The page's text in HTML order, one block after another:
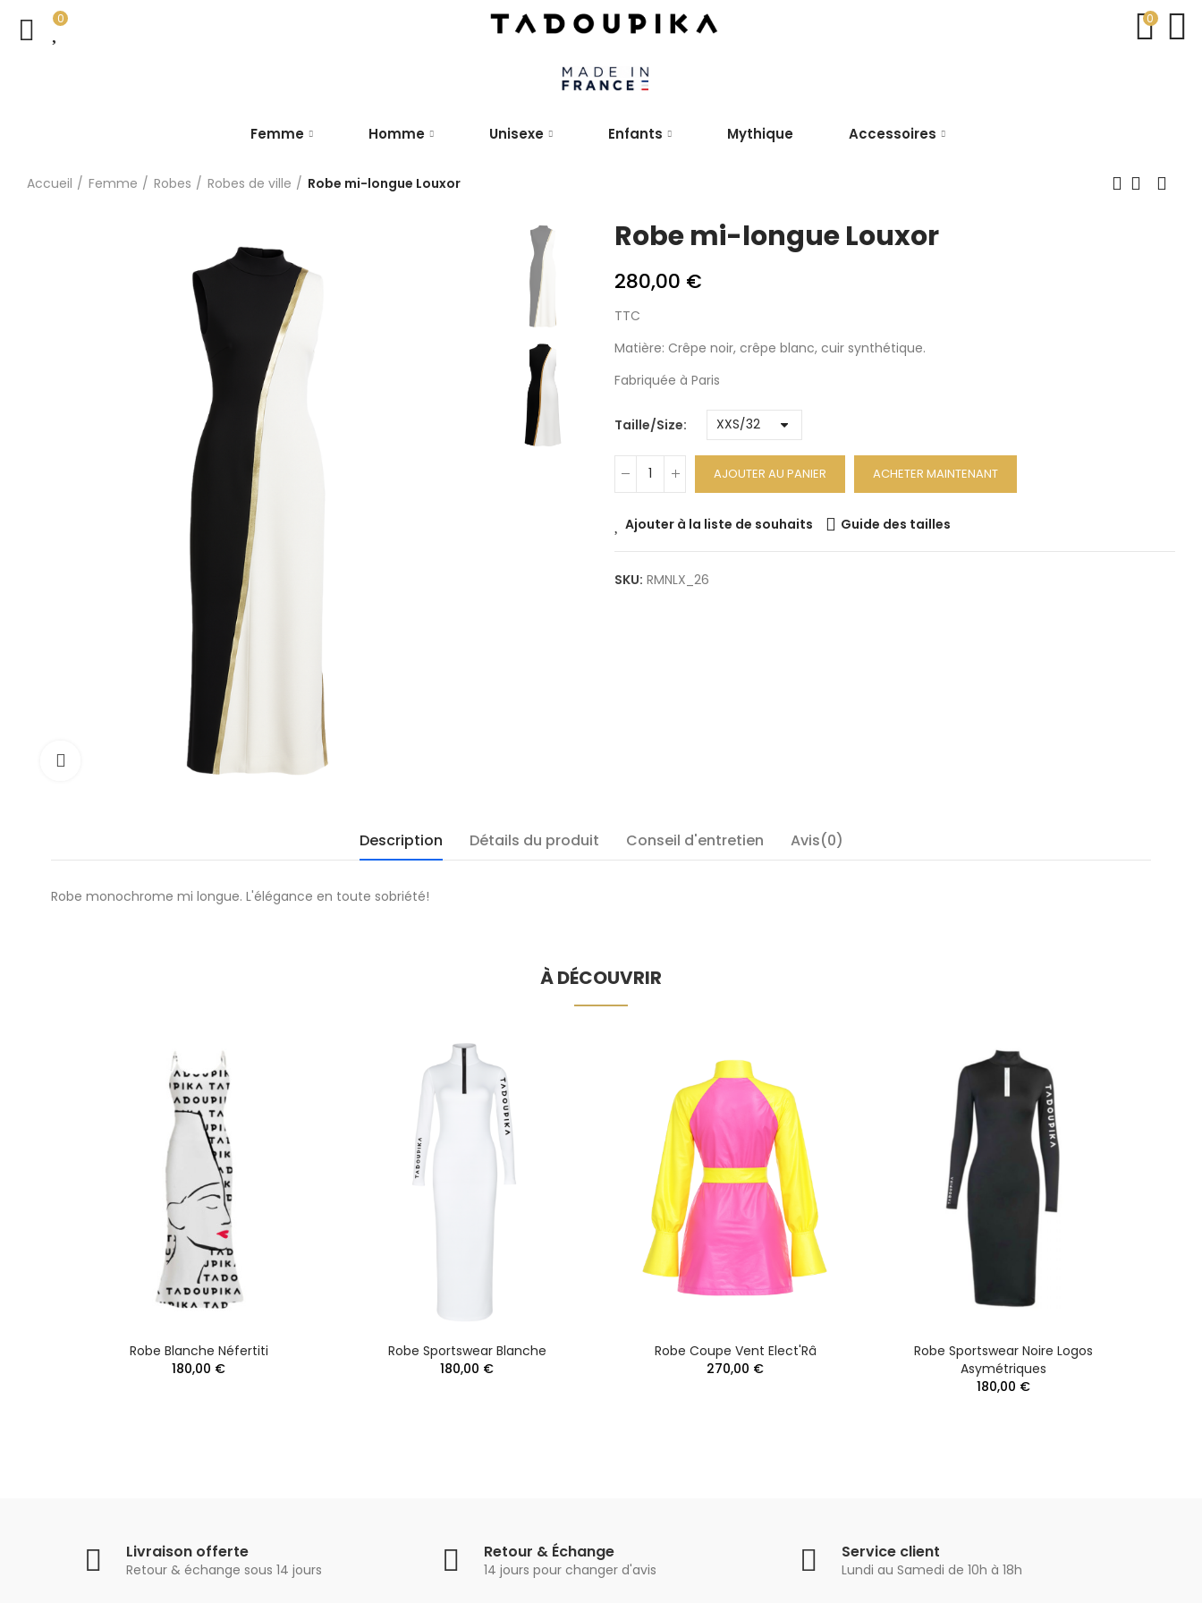
0 0
Femme Homme Unisexe Enfants Mythique Accessoires
Accueil Femme Robes Robes de ville Robe mi-longue Louxor
Cliquez pour agrandir
Robe mi-longue Louxor
280,00 €
TTC
Matière: Crêpe noir, crêpe blanc, cuir synthétique.
Fabriquée à Paris
Taille/Size
AJOUTER AU PANIER ACHETER MAINTENANT
Ajouter à la liste de souhaits Guide des tailles
SKU: RMNLX_26
Description Détails du produit Conseil d'entretien Avis(0)
Robe monochrome mi longue. L'élégance en toute sobriété!
À DÉCOUVRIR
Robe Blanche Néfertiti
180,00 €
Robe Sportswear Blanche
180,00 €
Robe Coupe Vent Elect'Râ
270,00 €
Robe Sportswear Noire Logos
Asymétriques
180,00 €
Livraison offerte
Retour & échange sous 14 jours
Retour & Échange
14 jours pour changer d'avis
Service client
Lundi au Samedi de 10h à 18h